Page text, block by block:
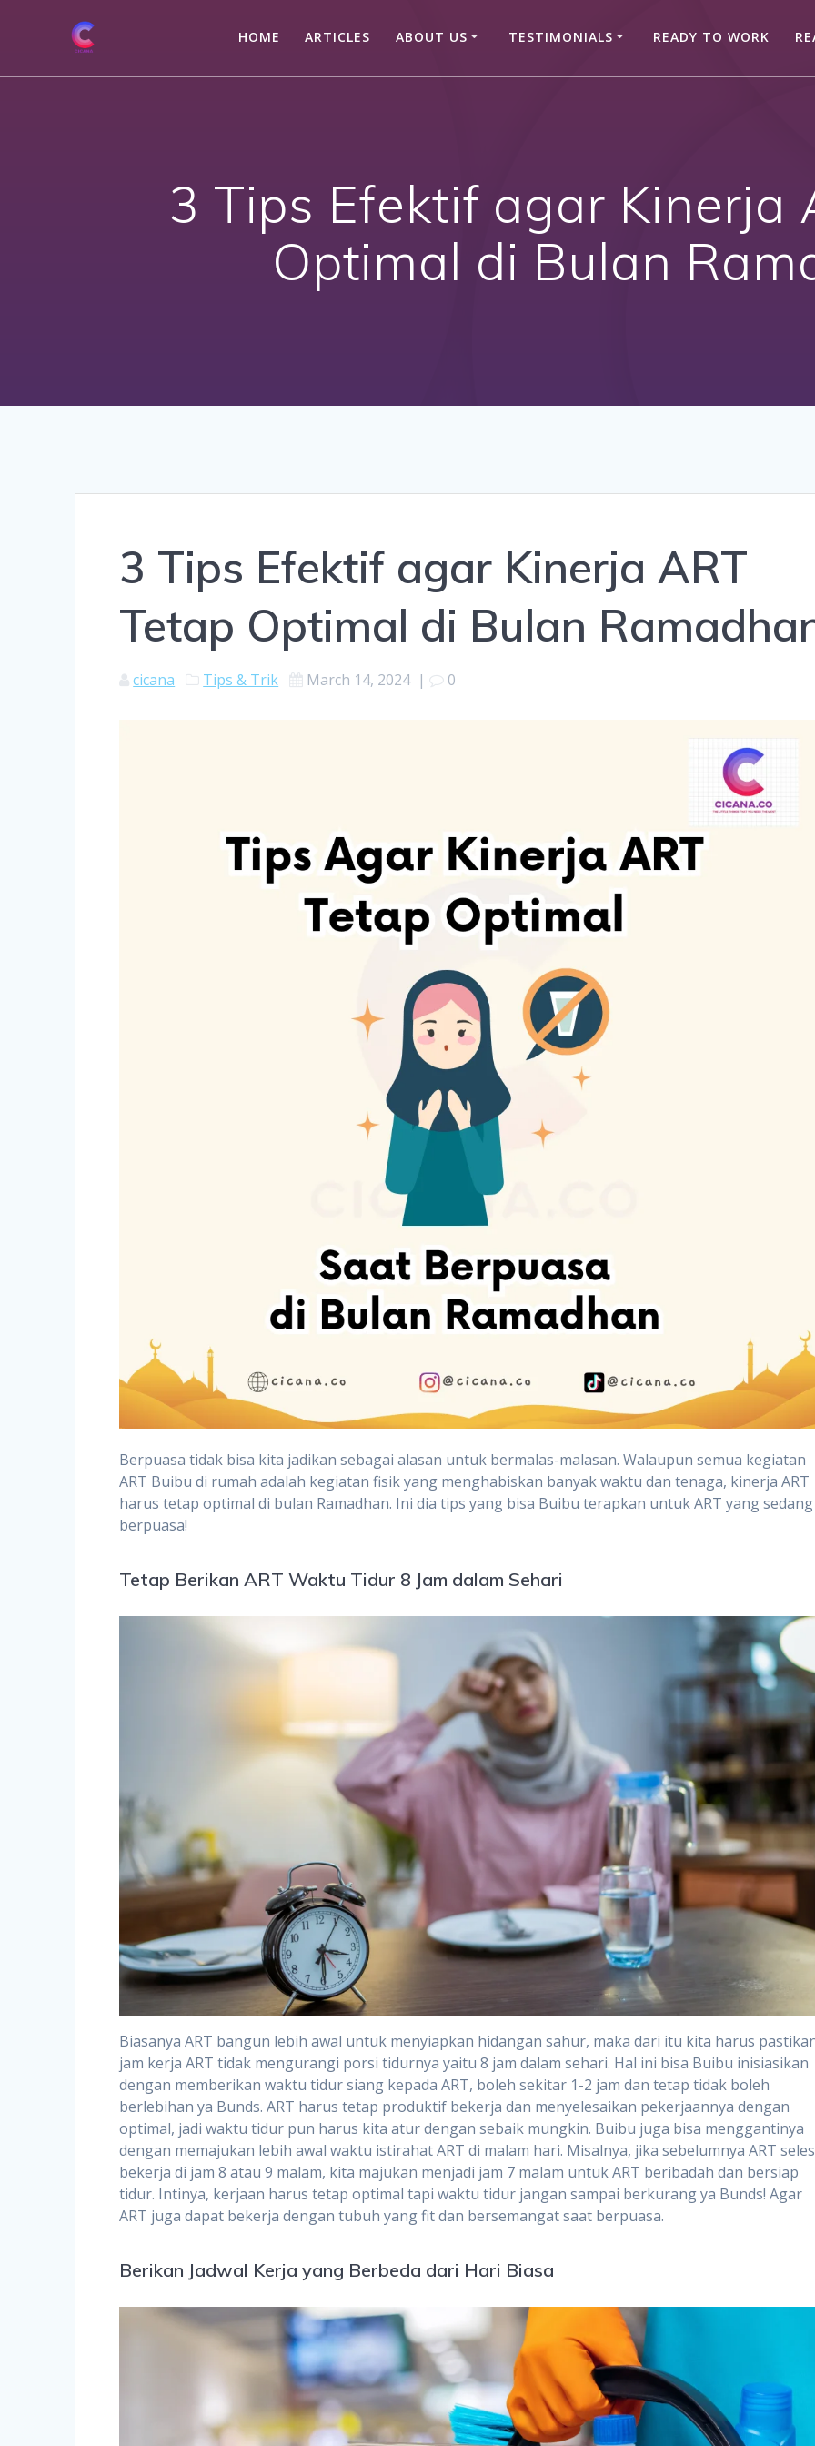
HOME ARTICLES ABOUT US TESTIMONIALS READY TO WORK
3 Tips Efektif agar Kinerja
Optimal di Bulan
3 Tips Efektif agar Kinerja ART
Tetap Optimal di Bulan
cicana Tips & Trik March 14, 2024| 0
Berpuasa tidak bisa kita jadikan sebagai alasan untuk bermalas-malasan. Walaupun semua kegiatan
ART Buibu di rumah adalah kegiatan fisik yang menghabiskan banyak waktu dan tenaga, kinerja ART
harus tetap optimal di bulan Ramadhan. Ini dia tips yang bisa Buibu terapkan untuk ART yang sedang
berpuasa!
Tetap Berikan ART Waktu Tidur 8 Jam dalam Sehari
Biasanya ART bangun lebih awal untuk menyiapkan hidangan sahur, maka dari itu kita harus
jam kerja ART tidak mengurangi porsi tidurnya yaitu 8 jam dalam sehari. Hal ini bisa Buibu inisiasikan
dengan memberikan waktu tidur siang kepada ART, boleh sekitar 1-2 jam dan tetap tidak boleh
berlebihan ya Bunds. ART harus tetap produktif bekerja dan menyelesaikan pekerjaannya dengan
optimal, jadi waktu tidur pun harus kita atur dengan sebaik mungkin. Buibu juga bisa menggantinya
dengan memajukan lebih awal waktu istirahat ART di malam hari. Misalnya, jika sebelumnya ART
bekerja di jam 8 atau 9 malam, kita majukan menjadi jam 7 malam untuk ART beribadah dan bersiap
tidur. Intinya, kerjaan harus tetap optimal tapi waktu tidur jangan sampai berkurang ya Bunds! Agar
ART juga dapat bekerja dengan tubuh yang fit dan bersemangat saat berpuasa.
Berikan Jadwal Kerja yang Berbeda dari Hari Biasa